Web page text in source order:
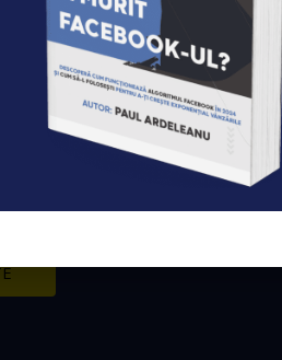
Ebook-ul: ”A murit
Algoritmul Facebook în
pentru a-ți crește exponențial
10 metode simple și la
care să crești exponențial
ul postărilor tale.